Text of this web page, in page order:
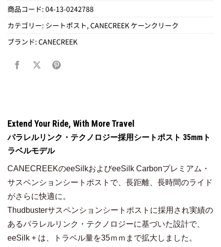
商品コード: 04-13-0242788
カテゴリー: シートポスト, CANECREEK ケーンクリーク
ブランド: CANECREEK
Extend Your Ride, With More Travel
パラレルリンク・テクノロジー採用シートポスト 35mmト
ラベルモデル
CANECREEKのeeSilkおよびeeSilk Carbonプレミアム・
サスペンションシートポストで、長距離、長時間のライド
がさらに快適に。
Thudbusterサスペンションシートポストに採用され実績の
あるパラレルリンク・テクノロジーに基づいた設計で、
eeSilk + は、トラベル量を35ｍｍまで拡大しました。